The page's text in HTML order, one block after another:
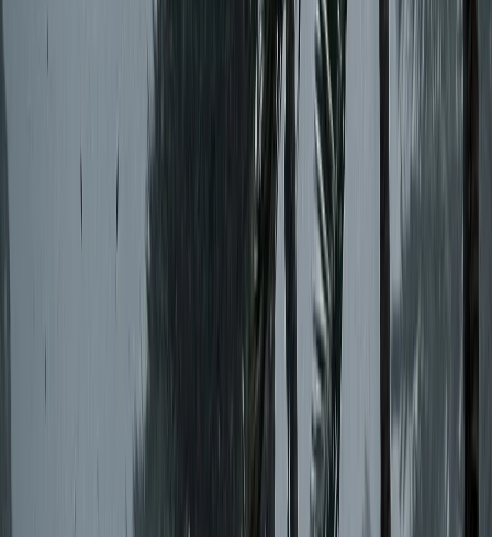
সাবেক মন্ত্রী আওয়ামী লীগের বর্ষীয়ান নেতা তোফায়েল আহমেদ মারা
গেছেন (ইন্না লিল্লাহি ওয়া ইন্না লিল্লাহি রাজিউন। সোমবার (১ জুন)
বিকেলে রাজধানীর স্কয়ার হাসপাতালে চিকিৎসাধীন অবস্থায় শেষ নিশ্বাস
মৃত্যুকালে তার বয়স হয়েছিল ৮২ বছর। তিনি বাধর্কজনিত বিভিন্ন
সমস্যায় দীর্ঘদিন ধরে হাসপাতালে চিকিৎসাধীন ছিলেন।
পারিবারিক সূত্র জানিয়েছে, বর্ষীয়ান এ রাজনীতিবিদ দীর্ঘদিন
প্যারালাইজডসহ অন্যান্য শারীরিক সমস্যায় ভুগছিলেন। গুরুতর অবস্থায়
গত ২৮ সেপ্টেম্বর তাকে স্কয়ার হাসপাতালে ভর্তি করা হয়। সেখানেই তিনি
সে দিনই সামাজিক যোগাযোগমাধ্যমে তার মৃত্যুর গুজব ছড়িয়ে পড়ে।
অবশ্য পরবর্তীতে চিকিৎসকরা বিষয়টি নাকচ করে এ বিষয়ে ব্যাখ্যা দেন।